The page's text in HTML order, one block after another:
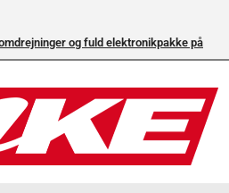
og fuld elektronikpakke på